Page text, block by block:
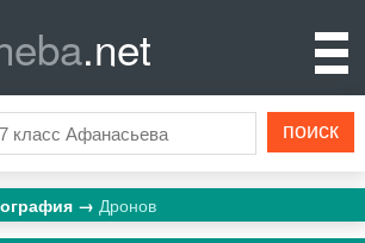
.net
Дронов